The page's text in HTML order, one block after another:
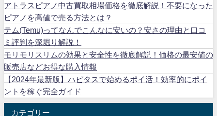
アトラスピアノ中古買取相場価格を徹底解説！不要になった
ピアノを高値で売る方法とは？
テム(Temu)ってなんでこんなに安いの？安さの理由と口コ
ミ評判を深堀り解説！
モリモリスリムの効果と安全性を徹底解説！価格の最安値の
販売店などお得な購入情報
【2024年最新版】ハピタスで始めるポイ活！効率的にポイ
ントを稼ぐ完全ガイド
カテゴリー